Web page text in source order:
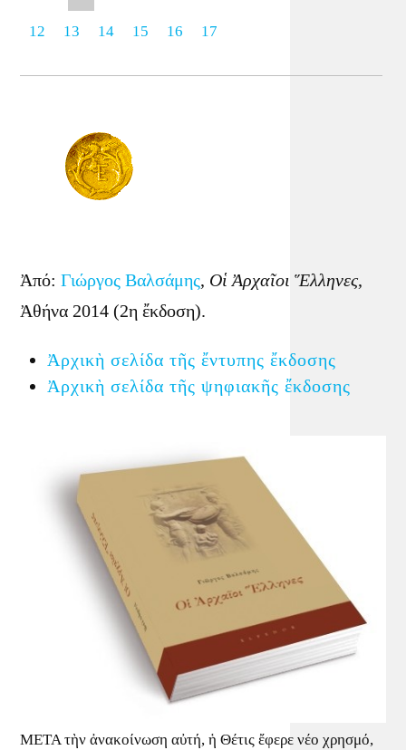
12 13 14 15 16 17
Ἀπό:Γιώργος Βαλσάμης, Οἱ Ἀρχαῖοι Ἕλληνες,
Ἀθήνα 2014 (2η ἔκδοση).
Ἀρχικὴ σελίδα τῆς ἔντυπης ἔκδοσης
Ἀρχικὴ σελίδα τῆς ψηφιακῆς ἔκδοσης
ΜΕΤΑ τὴν ἀνακοίνωση αὐτή, ἡ Θέτις ἔφερε νέο χρησμό,